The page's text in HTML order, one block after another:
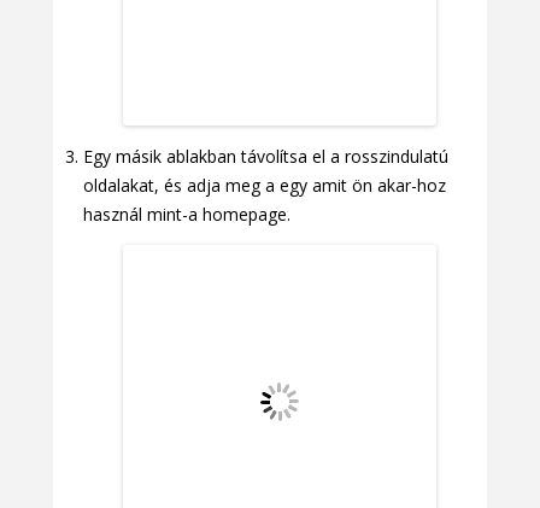
Egy másik ablakban távolítsa el a rosszindulatú
oldalakat, és adja meg a egy amit ön akar-hoz
használ mint-a homepage.